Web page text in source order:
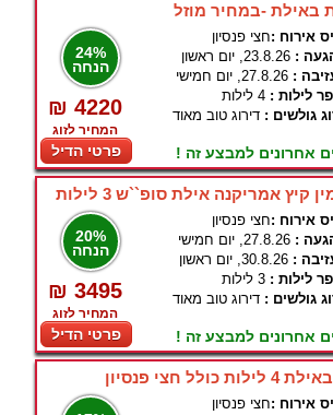
24%
הנחה
₪ 4220
המחיר לזוג
פרטי הדיל
אירוח :חצי פנסיון
: 23.8.26, יום ראשון
: 27.8.26, יום חמישי
לילות : 4 לילות
גולשים : דירוג טוב מאוד
אחרונים למבצע זה !
קיץ אמריקנה אילת סופ``ש 3 לילות
20%
הנחה
₪ 3495
המחיר לזוג
פרטי הדיל
אירוח :חצי פנסיון
: 27.8.26, יום חמישי
: 30.8.26, יום ראשון
לילות : 3 לילות
גולשים : דירוג טוב מאוד
אחרונים למבצע זה !
חצי פנסיון
אירוח :חצי פנסיון